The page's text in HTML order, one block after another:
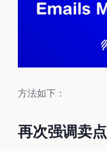
方法如下：
再次强调卖点